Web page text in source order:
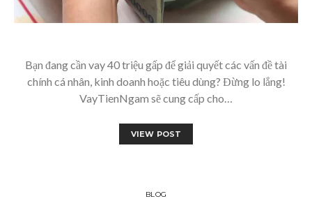
Bạn đang cần vay 40 triệu gấp để giải quyết các vấn đề tài
chính cá nhân, kinh doanh hoặc tiêu dùng? Đừng lo lắng!
VayTienNgam sẽ cung cấp cho…
VIEW POST
BLOG